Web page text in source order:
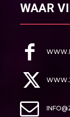
WAAR